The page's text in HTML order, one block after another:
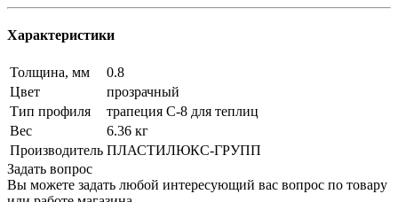
Характеристики
Толщина, мм
0.8
Цвет
прозрачный
Тип профиля
трапеция С-8 для теплиц
Вес
6.36 кг
Производитель ПЛАСТИЛЮКС-ГРУПП
Задать вопрос
Вы можете задать любой интересующий вас вопрос по товару